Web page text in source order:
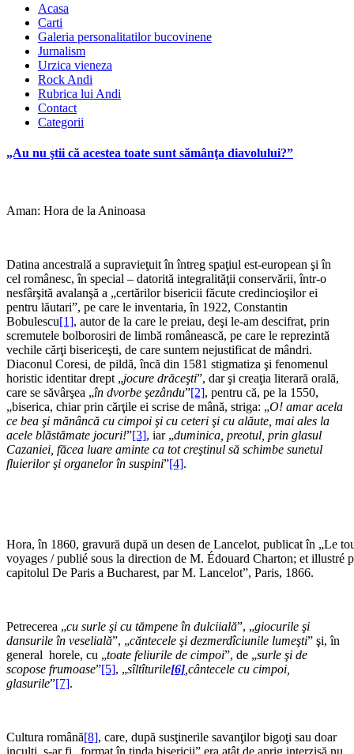
Acasa
Carti
Galeria personalitatilor bucovinene
Jurnalism
Urzica vieneza
Rock Andi
Rubrica lui Andi
Contact
Categorii
„Au nu ştii că acestea toate sunt sămânţa diavolului?”
Aman: Hora de la Aninoasa
Datina ancestrală a supravieţuit în întreg spaţiul est-european şi în
cel românesc, în special – datorită integralităţii conservării, într-o
nesfârşită avalanşă a „certărilor bisericii făcute credincioşilor ei
pentru lăutari”, pe care le inventaria, în 1922, Constantin
Bobulescu[1], autor de la care le preiau, deşi le-am descifrat, prin
scremutele bolborosiri de limbă românească, pe care le reprezintă
vechile cărţi bisericeşti, de care suntem nejustificat de mândri.
Diaconul Coresi, de pildă, încă din 1581 stigmatiza şi fenomenul
horistic identitar drept „jocure drăceşti”, dar şi creaţia literară orală,
care se săvârşea „în dvorbe şezându”[2], pentru că, pe la 1550,
„biserica, chiar prin cărţile ei scrise de mână, striga: „O! amar acela
ce bea şi mănâncă cu cimpoi şi cu ceteri şi cu alăute, mai ales la
acele blăstămate jocuri!”[3], iar „duminica, preotul, prin glasul
Cazaniei, făcea luare aminte ca tot creştinul să schimbe sunetul
fluierilor şi organelor în suspini”[4].
Hora, în 1860, gravură după un desen de Lancelot, publicat în „Le
voyages / publié sous la direction de M. Édouard Charton; et illustré
capitolul De Paris a Bucharest, par M. Lancelot”, Paris, 1866.
Petrecerea „cu surle şi cu tămpene în dulciială”, „giocurile şi
dansurile în veselială”, „căntecele şi dezmerdîciunile lumeşti” şi, în
general horele, cu „toate feliurile de cimpoi”, de „surle şi de
scopose frumoase”[5], „sîltîturile[6] ,cântecele cu cimpoi,
glasurile”[7].
Cultura română[8], care, după susţinerile savanţilor bigoţi sau doar